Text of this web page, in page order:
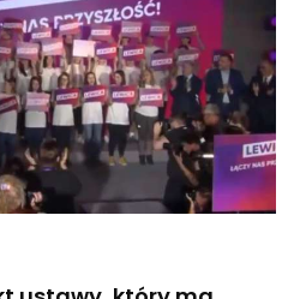
Dawano
Jej
Wielkich
Szans
Na
Przeżycie”